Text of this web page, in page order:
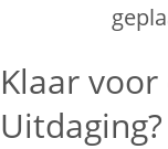
Klaar voor
Uitdaging?